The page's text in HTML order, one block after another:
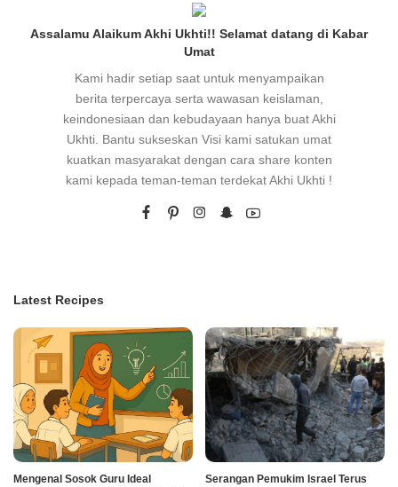
Assalamu Alaikum Akhi Ukhti!! Selamat datang di Kabar
Umat
Kami hadir setiap saat untuk menyampaikan
berita terpercaya serta wawasan keislaman,
keindonesiaan dan kebudayaan hanya buat Akhi
Ukhti. Bantu sukseskan Visi kami satukan umat
kuatkan masyarakat dengan cara share konten
kami kepada teman-teman terdekat Akhi Ukhti !
Latest Recipes
Mengenal Sosok Guru Ideal
Serangan Pemukim Israel Terus